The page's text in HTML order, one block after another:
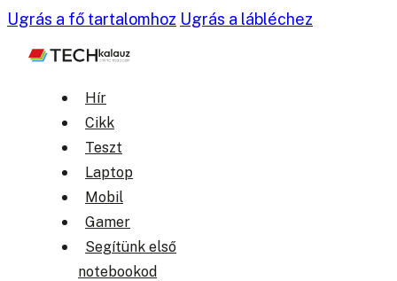
Ugrás a fő tartalomhoz Ugrás a lábléchez
Hír
Cikk
Teszt
Laptop
Mobil
Gamer
Segítünk első
notebookod